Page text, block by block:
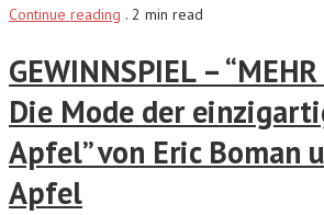
Continue reading . 2 min read
GEWINNSPIEL –
Die Mode der
Apfel” von Eric Boman
Apfel